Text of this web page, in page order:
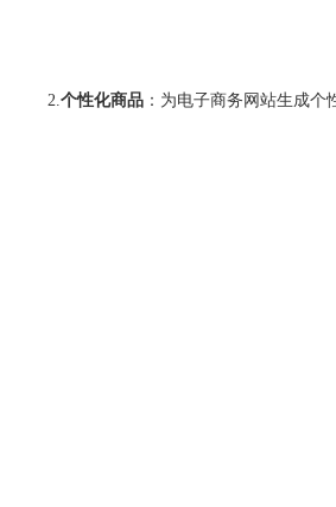
2. 个性化商品 ：为电子商务网站生成